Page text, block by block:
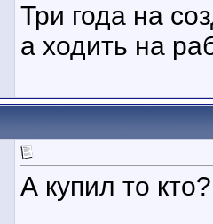
Три года на
а ходить на
А купил то